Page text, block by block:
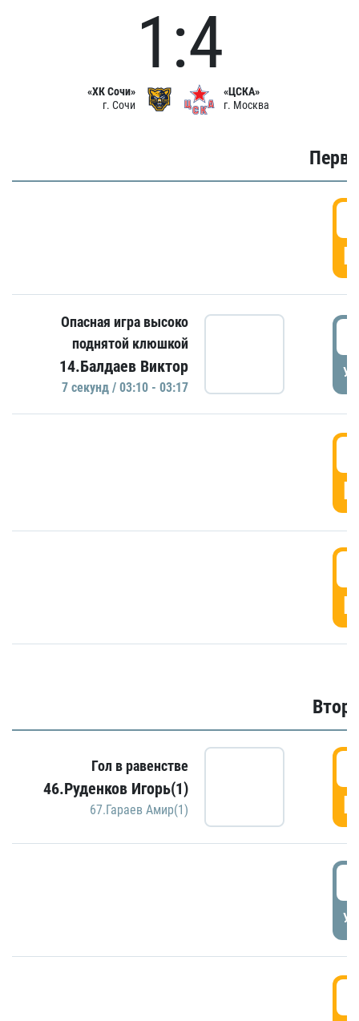
«ХК Сочи»
г. Сочи
1:4
«ЦСКА»
г. Москва
Опасная игра высоко
поднятой клюшкой
14.Балдаев Виктор
7 секунд / 03:10 - 03:17
Гол в равенстве
46.Руденков Игорь(1)
67.Гараев Амир(1)